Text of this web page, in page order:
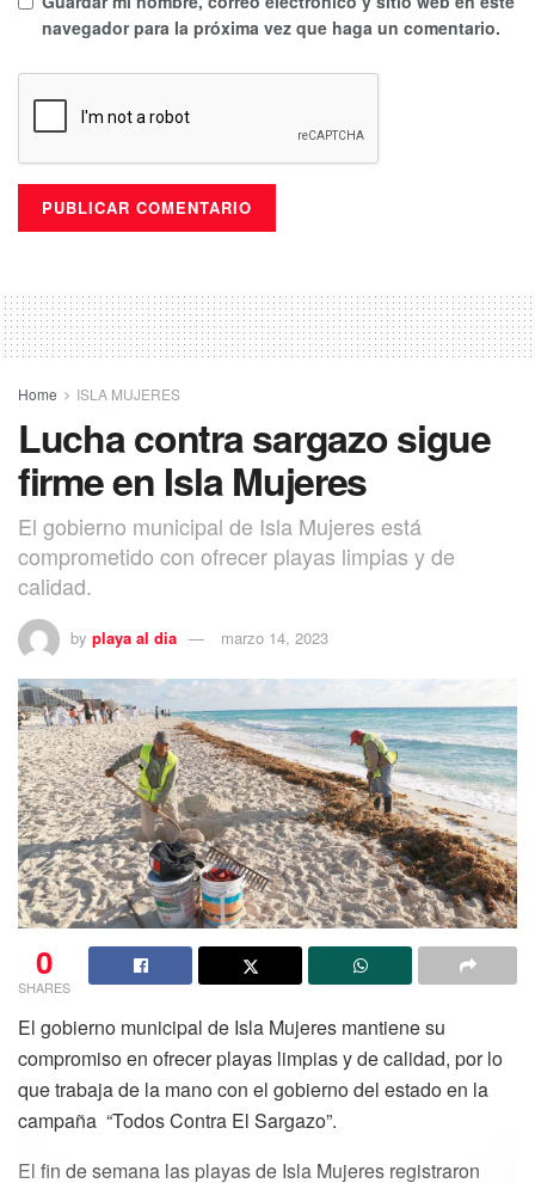
navegador para la próxima vez que haga un comentario.
Home ISLA MUJERES
Lucha contra sargazo sigue
firme en Isla Mujeres
El gobierno municipal de Isla Mujeres está
comprometido con ofrecer playas limpias y de
calidad.
by playa al dia marzo 14, 2023
0
SHARES
El gobierno municipal de Isla Mujeres mantiene su
compromiso en ofrecer playas limpias y de calidad, por lo
que trabaja de la mano con el gobierno del estado en la
campaña “Todos Contra El Sargazo”.
El fin de semana las playas de Isla Mujeres registraron